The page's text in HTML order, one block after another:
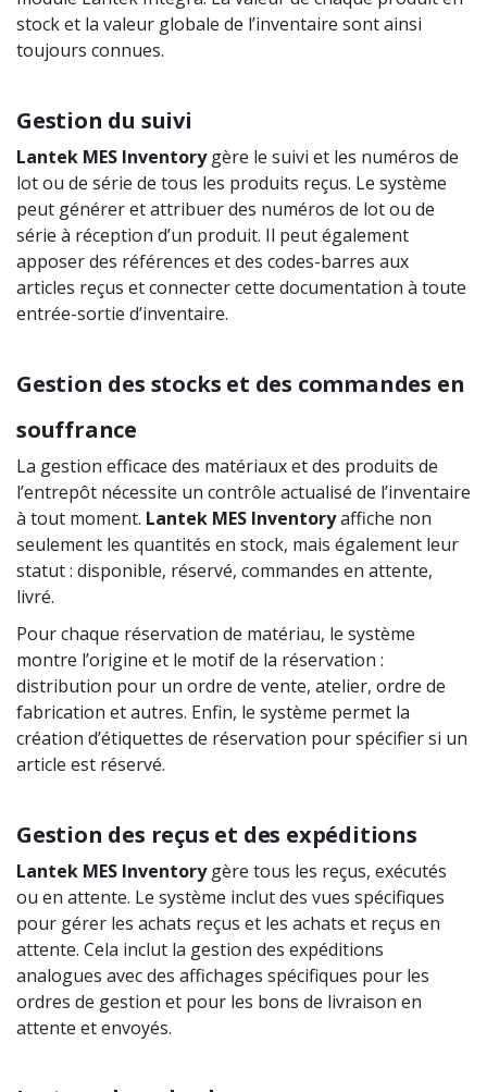
stock et la valeur globale de l’inventaire sont ainsi
toujours connues.
Gestion du suivi
Lantek MES Inventorygère le suivi et les numéros de
lot ou de série de tous les produits reçus. Le système
peut générer et attribuer des numéros de lot ou de
série à réception d’un produit. Il peut également
apposer des références et des codes-barres aux
articles reçus et connecter cette documentation à toute
entrée-sortie d’inventaire.
Gestion des stocks et des commandes en
souffrance
La gestion efficace des matériaux et des produits de
l’entrepôt nécessite un contrôle actualisé de l’inventaire
à tout moment. Lantek MES Inventoryaffiche non
seulement les quantités en stock, mais également leur
statut : disponible, réservé, commandes en attente,
livré.
Pour chaque réservation de matériau, le système
montre l’origine et le motif de la réservation :
distribution pour un ordre de vente, atelier, ordre de
fabrication et autres. Enfin, le système permet la
création d’étiquettes de réservation pour spécifier si un
article est réservé.
Gestion des reçus et des expéditions
Lantek MES Inventorygère tous les reçus, exécutés
ou en attente. Le système inclut des vues spécifiques
pour gérer les achats reçus et les achats et reçus en
attente. Cela inclut la gestion des expéditions
analogues avec des affichages spécifiques pour les
ordres de gestion et pour les bons de livraison en
attente et envoyés.